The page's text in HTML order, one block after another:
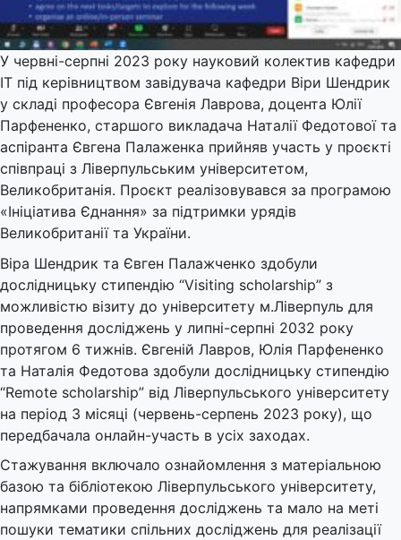
У червні-серпні 2023 року науковий колектив кафедри
ІТ під керівництвом завідувача кафедри Віри Шендрик
у складі професора Євгенія Лаврова, доцента Юлії
Парфененко, старшого викладача Наталії Федотової та
аспіранта Євгена Палаженка прийняв участь у проєкті
співпраці з Ліверпульським університетом,
Великобританія. Проєкт реалізовувався за програмою
«Ініціатива Єднання» за підтримки урядів
Великобританії та України.
Віра Шендрик та Євген Палажченко здобули
дослідницьку стипендію “Visiting scholarship” з
можливістю візиту до університету м.Ліверпуль для
проведення досліджень у липні-серпні 2032 року
протягом 6 тижнів. Євгеній Лавров, Юлія Парфененко
та Наталія Федотова здобули дослідницьку стипендію
“Remote scholarship” від Ліверпульського університету
на період 3 місяці (червень-серпень 2023 року), що
передбачала онлайн-участь в усіх заходах.
Стажування включало ознайомлення з матеріальною
базою та бібліотекою Ліверпульського університету,
напрямками проведення досліджень та мало на меті
пошуки тематики спільних досліджень для реалізації